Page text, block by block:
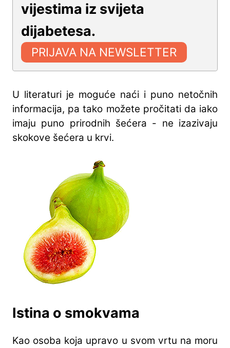
vijestima iz svijeta
dijabetesa.
U literaturi je moguće naći i puno netočnih
informacija, pa tako možete pročitati da iako
imaju puno prirodnih šećera - ne izazivaju
skokove šećera u krvi.
Istina o smokvama
Kao osoba koja upravo u svom vrtu na moru